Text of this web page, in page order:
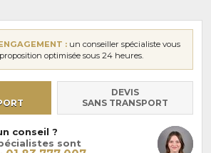
: un conseiller spécialiste vous
optimisée sous 24 heures.
DEVIS
SANS TRANSPORT
conseil ?
sont